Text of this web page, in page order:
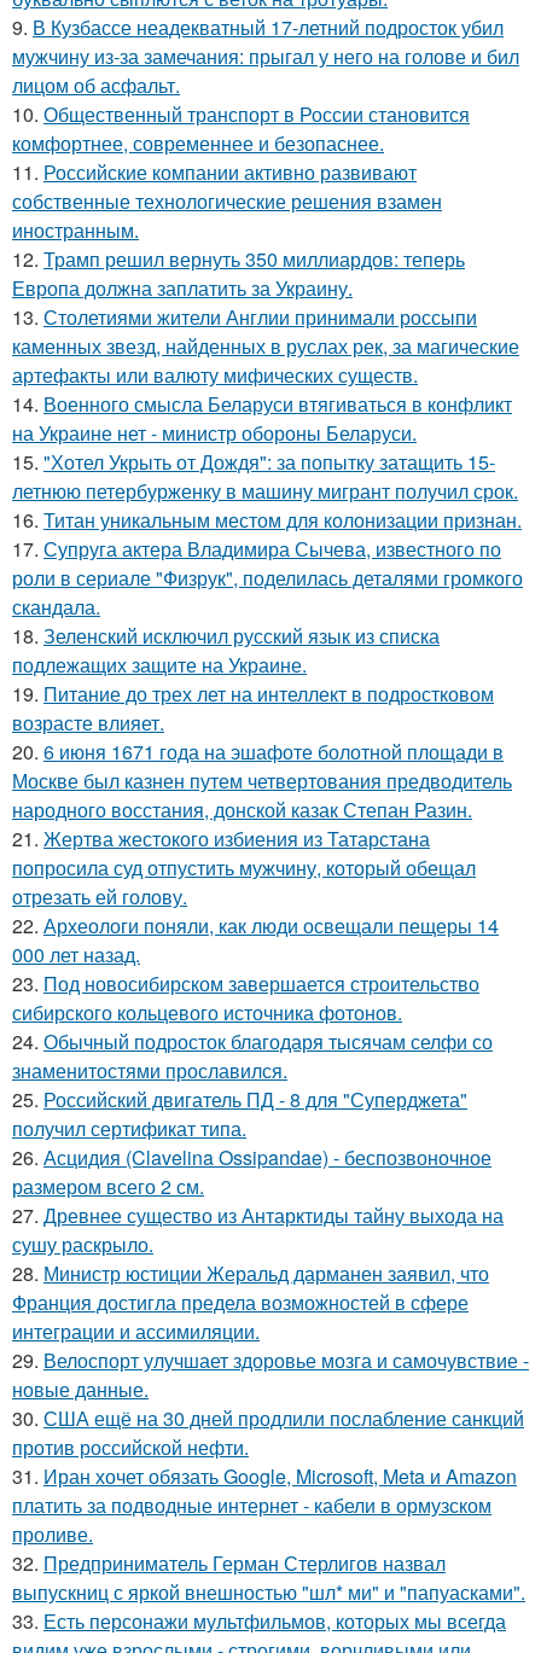
9. В Кузбассе неадекватный 17-летний подросток убил
мужчину из-за замечания: прыгал у него на голове и бил
лицом об асфальт.
10. Общественный транспорт в России становится
комфортнее, современнее и безопаснее.
11. Российские компании активно развивают
собственные технологические решения взамен
иностранным.
12. Трамп решил вернуть 350 миллиардов: теперь
Европа должна заплатить за Украину.
13. Столетиями жители Англии принимали россыпи
каменных звезд, найденных в руслах рек, за магические
артефакты или валюту мифических существ.
14. Военного смысла Беларуси втягиваться в конфликт
на Украине нет - министр обороны Беларуси.
15. "Хотел Укрыть от Дождя": за попытку затащить 15-
летнюю петербурженку в машину мигрант получил срок.
16. Титан уникальным местом для колонизации признан.
17. Супруга актера Владимира Сычева, известного по
роли в сериале "Физрук", поделилась деталями громкого
скандала.
18. Зеленский исключил русский язык из списка
подлежащих защите на Украине.
19. Питание до трех лет на интеллект в подростковом
возрасте влияет.
20. 6 июня 1671 года на эшафоте болотной площади в
Москве был казнен путем четвертования предводитель
народного восстания, донской казак Степан Разин.
21. Жертва жестокого избиения из Татарстана
попросила суд отпустить мужчину, который обещал
отрезать ей голову.
22. Археологи поняли, как люди освещали пещеры 14
000 лет назад.
23. Под новосибирском завершается строительство
сибирского кольцевого источника фотонов.
24. Обычный подросток благодаря тысячам селфи со
знаменитостями прославился.
25. Российский двигатель ПД - 8 для "Суперджета"
получил сертификат типа.
26. Асцидия (Clavelina Ossipandae) - беспозвоночное
размером всего 2 см.
27. Древнее существо из Антарктиды тайну выхода на
сушу раскрыло.
28. Министр юстиции Жеральд дарманен заявил, что
Франция достигла предела возможностей в сфере
интеграции и ассимиляции.
29. Велоспорт улучшает здоровье мозга и самочувствие -
новые данные.
30. США ещё на 30 дней продлили послабление санкций
против российской нефти.
31. Иран хочет обязать Google, Microsoft, Meta и Amazon
платить за подводные интернет - кабели в ормузском
проливе.
32. Предприниматель Герман Стерлигов назвал
выпускниц с яркой внешностью "шл* ми" и "папуасками".
33. Есть персонажи мультфильмов, которых мы всегда